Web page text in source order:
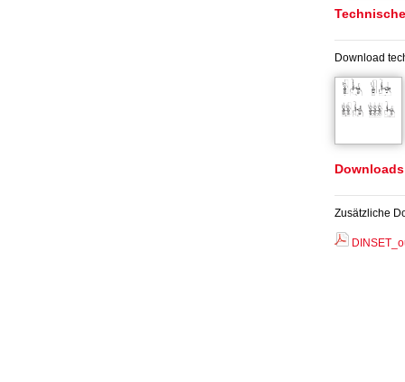
Download
Downloads
Zusätzliche